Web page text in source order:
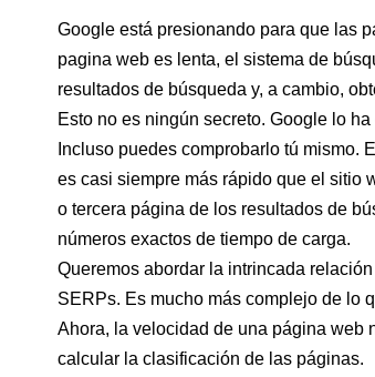
Google está presionando para que las
pagina web es lenta, el sistema de
resultados de búsqueda y, a cambio,
Esto no es ningún secreto. Google lo
Incluso puedes comprobarlo tú mismo.
es casi siempre más rápido que el sitio
o tercera página de los resultados de
números exactos de tiempo de carga.
Queremos abordar la intrincada
SERPs. Es mucho más complejo de lo
Ahora, la velocidad de una página web
calcular la clasificación de las páginas.